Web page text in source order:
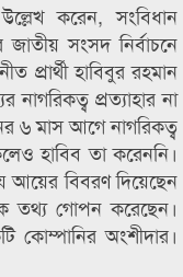
করেন, সংবিধান
সংসদ নির্বাচনে
প্রার্থী হাবিবুর রহমান
নাগরিকত্ব প্রত্যাহার না
৬ মাস আগে নাগরিকত্ব
হাবিব তা করেননি।
আয়ের বিবরণ দিয়েছেন
তথ্য গোপন করেছেন।
কোম্পানির অংশীদার।